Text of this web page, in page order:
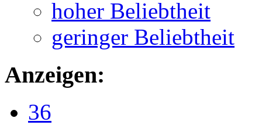
hoher Beliebtheit
geringer Beliebtheit
Anzeigen:
36